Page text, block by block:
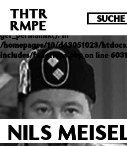
Deprecated : Die Funktion
Version 4.4.0 veraltet! Verwende
get_permalink(). in
/homepages/10/d43051023/
includes/functions.phpon line 6031
THTR
RMPE
NILS